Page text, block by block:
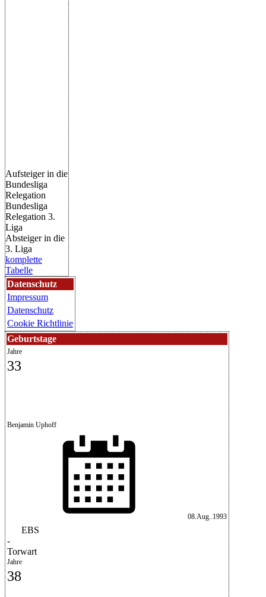
Aufsteiger in die
Bundesliga
Relegation
Bundesliga
Relegation 3.
Liga
Absteiger in die
3. Liga
komplette
Tabelle
Datenschutz
Impressum
Datenschutz
Cookie Richtlinie
Geburtstage
Jahre
33
Benjamin Uphoff
08.Aug..1993
EBS
-
Torwart
Jahre
38